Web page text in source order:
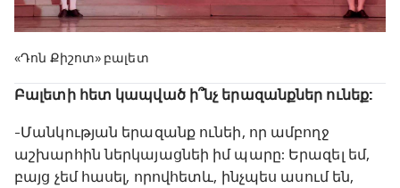
«Դոն Քիշոտ» բալետ
Բալետի հետ կապված ի՞նչ երազանքներ ունեք:
-Մանկության երազանք ունեի, որ ամբողջ
աշխարհին ներկայացնեի իմ պարը: Երազել եմ,
բայց չեմ հասել, որովհետև, ինչպես ասում են,